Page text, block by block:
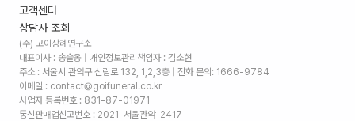
고객센터
상담사 조회
(주) 고이장례연구소
대표이사 : 송슬옹 | 개인정보관리책임자 : 김소현
주소 : 서울시 관악구 신림로 132, 1,2,3층 | 전화 문의: 1666-9784
이메일 : contact@goifuneral.co.kr
사업자 등록번호 : 831-87-01971
통신판매업신고번호 : 2021-서울관악-2417